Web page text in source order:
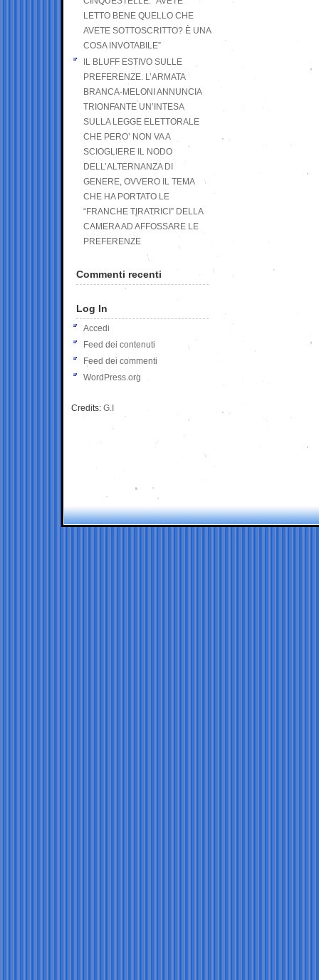
LETTO BENE QUELLO CHE
AVETE SOTTOSCRITTO? È UNA
COSA INVOTABILE”
IL BLUFF ESTIVO SULLE
PREFERENZE. L’ARMATA
BRANCA-MELONI ANNUNCIA
TRIONFANTE UN’INTESA
SULLA LEGGE ELETTORALE
CHE PERO’ NON VA A
SCIOGLIERE IL NODO
DELL’ALTERNANZA DI
GENERE, OVVERO IL TEMA
CHE HA PORTATO LE
“FRANCHE TIRATRICI” DELLA
CAMERA AD AFFOSSARE LE
PREFERENZE
Commenti recenti
Log In
Accedi
Feed dei contenuti
Feed dei commenti
WordPress.org
Credits: G.I